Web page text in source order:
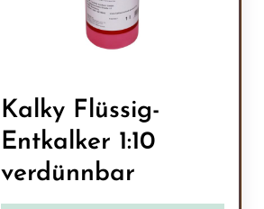
Kalky Flüssig-
Entkalker 1:10
verdünnbar